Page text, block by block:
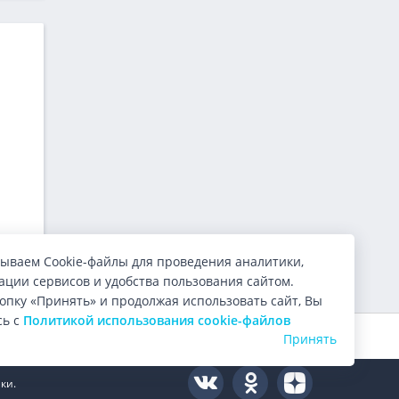
голосов)
Cookie-файлы для проведения аналитики,
сервисов и удобства пользования сайтом.
«Принять» и продолжая использовать сайт, Вы
с Политикой использования cookie-файлов
Принять